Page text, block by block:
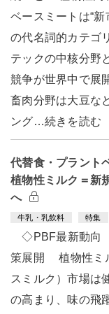
ベースミートは“
の代名詞的カテゴ
テックの中核分野
競争が世界中で展
畜肉分野は大豆な
ング…続きを読む
代替食・プラント
植物性ミルク＝新
へ
牛乳・乳飲料 特集
◇PBF最新動向
策展開 植物性ミ
スミルク）市場は
の高まり、味の飛